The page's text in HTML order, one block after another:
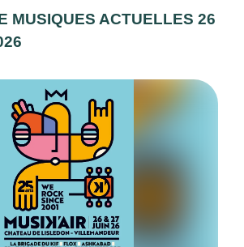
MUSIQUES ACTUELLES 26